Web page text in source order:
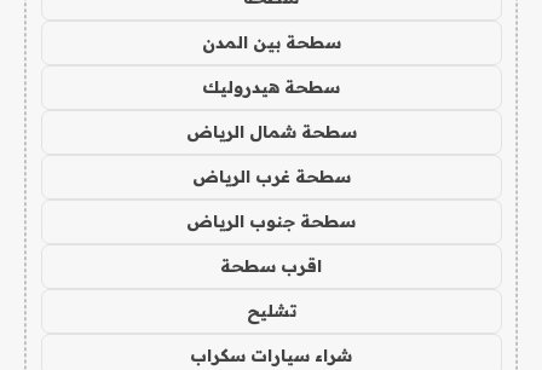
سطحة بين المدن
سطحة هيدروليك
سطحة شمال الرياض
سطحة غرب الرياض
سطحة جنوب الرياض
اقرب سطحة
تشليح
شراء سيارات سكراب